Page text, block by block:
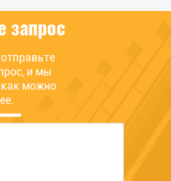
запрос
и мы
можно